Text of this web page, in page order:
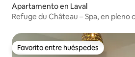
Apartamento en Laval
Refuge du Château – Spa, en
Favorito entre huéspedes
Favorito entre huéspedes